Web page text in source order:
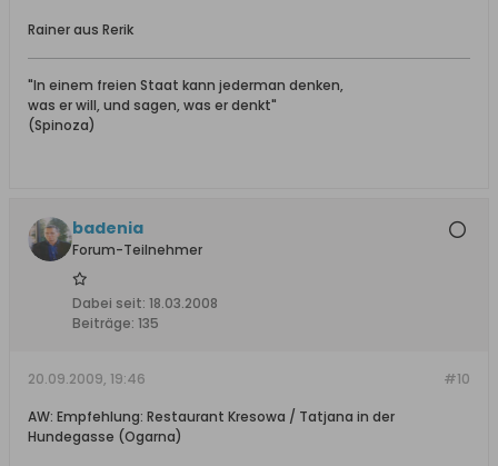
Rainer aus Rerik
"In einem freien Staat kann jederman denken,
was er will, und sagen, was er denkt"
(Spinoza)
badenia
Forum-Teilnehmer
Dabei seit: 18.03.2008
Beiträge: 135
#10
20.09.2009, 19:46
AW: Empfehlung: Restaurant Kresowa / Tatjana in der
Hundegasse (Ogarna)